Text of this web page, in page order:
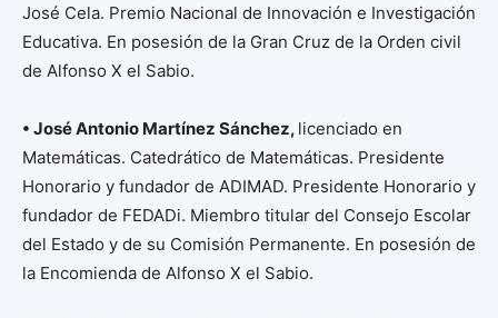
José Cela. Premio Nacional de Innovación e Investigación
Educativa. En posesión de la Gran Cruz de la Orden civil
de Alfonso X el Sabio.
• José Antonio Martínez Sánchez, licenciado en
Matemáticas. Catedrático de Matemáticas. Presidente
Honorario y fundador de ADIMAD. Presidente Honorario y
fundador de FEDADi. Miembro titular del Consejo Escolar
del Estado y de su Comisión Permanente. En posesión de
la Encomienda de Alfonso X el Sabio.